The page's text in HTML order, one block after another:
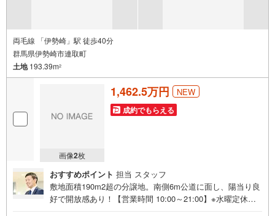
両毛線 「伊勢崎」駅 徒歩40分
群馬県伊勢崎市連取町
土地193.39m2
画像2枚
1,462.5万円 NEW
成約でもらえる
おすすめポイント 担当 スタッフ
敷地面積190m2超の分譲地。南側6m公道に面し、陽当り良
好で開放感あり！【営業時間 10:00～21:00】※水曜定休上